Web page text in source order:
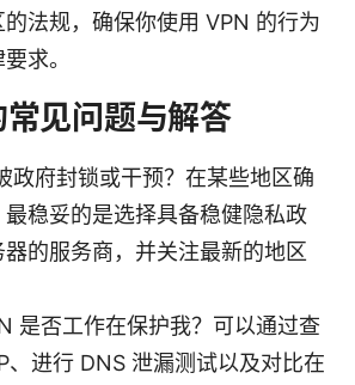
法规，确保你使用 VPN 的行为
求。
见问题与解答
政府封锁或干预？在某些地区确
稳妥的是选择具备稳健隐私政
的服务商，并关注最新的地区
是否工作在保护我？可以通过查
、进行 DNS 泄漏测试以及对比在